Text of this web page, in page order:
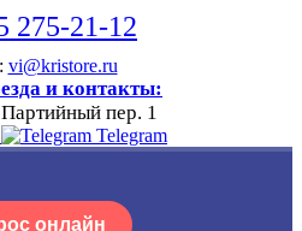
275-21-12
vi@kristore.ru
и контакты:
пер. 1
Telegram
онлайн